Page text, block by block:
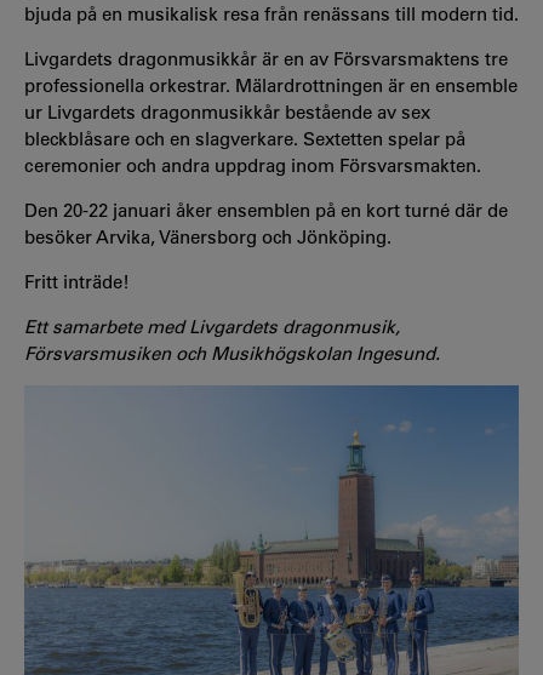
bjuda på en musikalisk resa från renässans till modern tid.
Livgardets dragonmusikkår är en av Försvarsmaktens tre
professionella orkestrar. Mälardrottningen är en ensemble
ur Livgardets dragonmusikkår bestående av sex
bleckblåsare och en slagverkare. Sextetten spelar på
ceremonier och andra uppdrag inom Försvarsmakten.
Den 20-22 januari åker ensemblen på en kort turné där de
besöker Arvika, Vänersborg och Jönköping.
Fritt inträde!
Ett samarbete med Livgardets dragonmusik,
Försvarsmusiken och Musikhögskolan Ingesund.